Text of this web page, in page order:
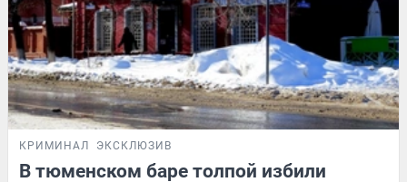
КРИМИНАЛ ЭКСКЛЮЗИВ
В тюменском баре толпой избили